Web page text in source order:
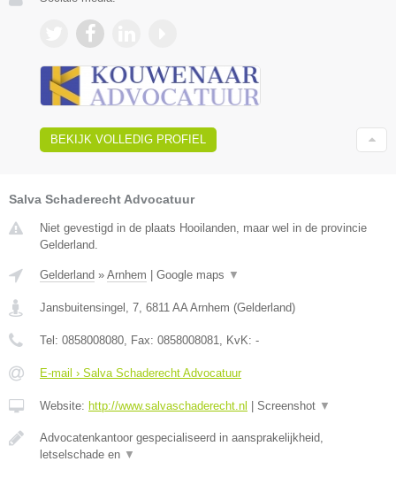
BEKIJK VOLLEDIG PROFIEL
Salva Schaderecht Advocatuur
Niet gevestigd in de plaats Hooilanden, maar wel in de provincie
Gelderland.
Gelderland » Arnhem Google maps ▼
Jansbuitensingel, 7, 6811 AA Arnhem (Gelderland)
Tel: 0858008080, Fax: 0858008081, KvK: -
E-mail › Salva Schaderecht Advocatuur
Website: http://www.salvaschaderecht.nl Screenshot ▼
Advocatenkantoor gespecialiseerd in aansprakelijkheid,
letselschade en ▼